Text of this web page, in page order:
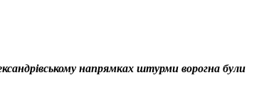
напрямках штурми ворогна були